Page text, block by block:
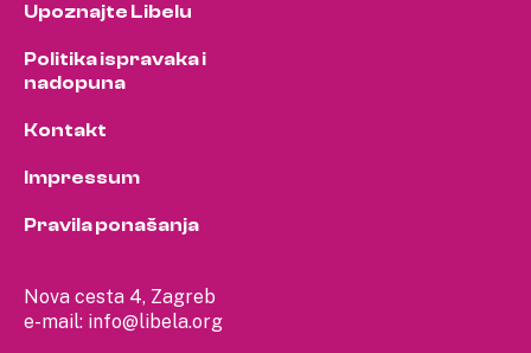
Nova cesta 4, Zagreb
e-mail: info@libela.org
Upoznajte Libelu
Politika ispravaka i
nadopuna
Kontakt
Impressum
Pravila ponašanja